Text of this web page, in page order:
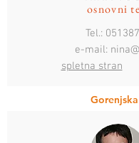
Tel.:
e-mail:
spletna stran
osnovni
Gorenjska